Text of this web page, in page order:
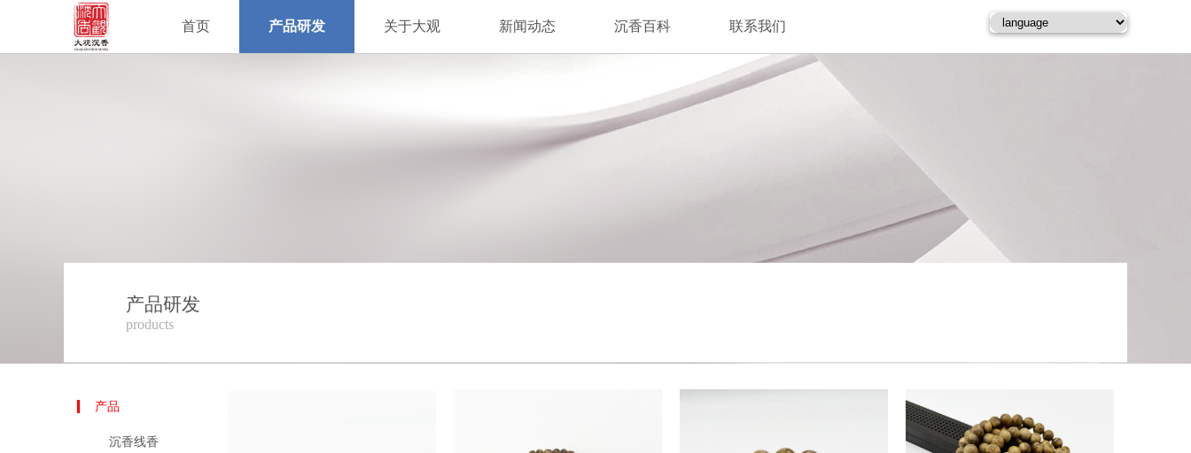
首页 产品研发 关于大观 新闻动态 沉香百科 联系我们
产品研发
products
产品
沉香线香